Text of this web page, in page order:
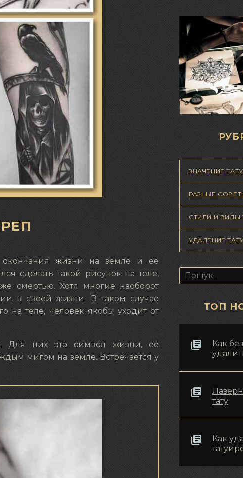
окончания жизни на земле и ее
сделать такой рисунок на теле,
смертью. Хотя многие наоборот
в своей жизни. В таком случае
на теле, человек якобы уходит от
Для них это символ жизни, ее
мигом на земле. Встречается у
ЗНАЧЕНИЕ
РАЗНЫЕ
СТИЛИ И ВИДЫ
УДАЛЕНИЕ
Пошук:
ТОП
Как
тату
Как